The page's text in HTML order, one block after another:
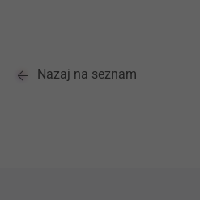
Nazaj na seznam